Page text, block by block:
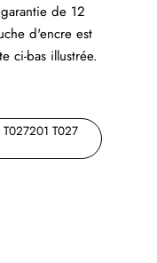
de 12
d'encre est
ci-bas illustrée.
T027201 T027